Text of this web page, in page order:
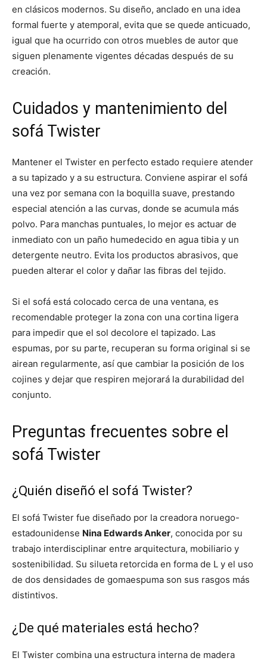
en clásicos modernos. Su diseño, anclado en una idea
formal fuerte y atemporal, evita que se quede anticuado,
igual que ha ocurrido con otros muebles de autor que
siguen plenamente vigentes décadas después de su
creación.
Cuidados y mantenimiento del
sofá Twister
Mantener el Twister en perfecto estado requiere atender
a su tapizado y a su estructura. Conviene aspirar el sofá
una vez por semana con la boquilla suave, prestando
especial atención a las curvas, donde se acumula más
polvo. Para manchas puntuales, lo mejor es actuar de
inmediato con un paño humedecido en agua tibia y un
detergente neutro. Evita los productos abrasivos, que
pueden alterar el color y dañar las fibras del tejido.
Si el sofá está colocado cerca de una ventana, es
recomendable proteger la zona con una cortina ligera
para impedir que el sol decolore el tapizado. Las
espumas, por su parte, recuperan su forma original si se
airean regularmente, así que cambiar la posición de los
cojines y dejar que respiren mejorará la durabilidad del
conjunto.
Preguntas frecuentes sobre el
sofá Twister
¿Quién diseñó el sofá Twister?
El sofá Twister fue diseñado por la creadora noruego-
estadounidense Nina Edwards Anker, conocida por su
trabajo interdisciplinar entre arquitectura, mobiliario y
sostenibilidad. Su silueta retorcida en forma de L y el uso
de dos densidades de gomaespuma son sus rasgos más
distintivos.
¿De qué materiales está hecho?
El Twister combina una estructura interna de madera